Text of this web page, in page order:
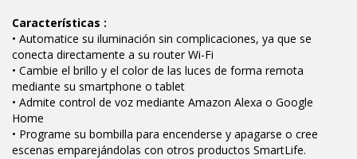
Características :
• Automatice su iluminación sin complicaciones, ya que se
conecta directamente a su router Wi-Fi
• Cambie el brillo y el color de las luces de forma remota
mediante su smartphone o tablet
• Admite control de voz mediante Amazon Alexa o Google
Home
• Programe su bombilla para encenderse y apagarse o cree
escenas emparejándolas con otros productos SmartLife.